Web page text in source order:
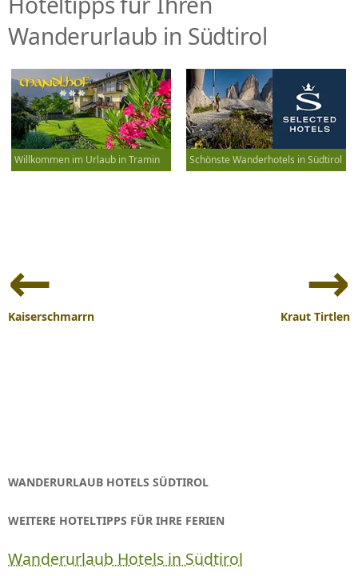
Wanderurlaub in Südtirol
Willkommen im Urlaub in Tramin Schönste Wanderhotels in Südtirol
Navigation
Kaiserschmarrn Kraut Tirtlen
WANDERURLAUB HOTELS SÜDTIROL
WEITERE HOTELTIPPS FÜR IHRE FERIEN
Wanderurlaub Hotels in Südtirol